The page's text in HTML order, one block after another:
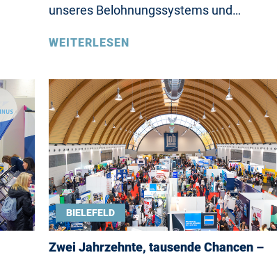
unseres Belohnungssystems und…
WEITERLESEN
BIELEFELD
Zwei Jahrzehnte, tausende Chancen –